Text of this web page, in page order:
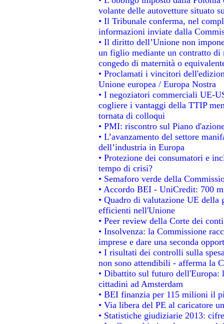
volante delle autovetture situato
• Il Tribunale conferma, nel
informazioni inviate dalla
• Il diritto dell’Unione non
un figlio mediante un contratto di
congedo di maternità o
• Proclamati i vincitori
Unione europea / Europa Nostra
• I negoziatori commerciali UE-
cogliere i vantaggi della TTIP
tornata di colloqui
• PMI: riscontro sul Piano
• L’avanzamento del settore
dell’industria in Europa
• Protezione dei consumatori e
tempo di crisi?
• Semaforo verde della
• Accordo BEI - UniCredit: 700
• Quadro di valutazione UE
efficienti nell'Unione
• Peer review della Corte dei
• Insolvenza: la Commissione
imprese e dare una seconda
• I risultati dei controlli sulla
non sono attendibili - afferma la
• Dibattito sul futuro dell'Europa:
cittadini ad Amsterdam
• BEI finanzia per 115 milioni il
• Via libera del PE al caricatore
• Statistiche giudiziarie 2013: